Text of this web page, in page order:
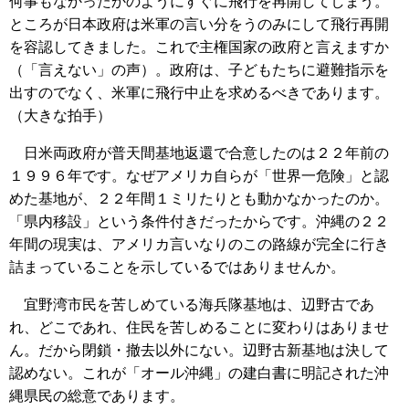
ところが日本政府は米軍の言い分をうのみにして飛行再開
を容認してきました。これで主権国家の政府と言えますか
（「言えない」の声）。政府は、子どもたちに避難指示を
出すのでなく、米軍に飛行中止を求めるべきであります。
（大きな拍手）
日米両政府が普天間基地返還で合意したのは２２年前の
１９９６年です。なぜアメリカ自らが「世界一危険」と認
めた基地が、２２年間１ミリたりとも動かなかったのか。
「県内移設」という条件付きだったからです。沖縄の２２
年間の現実は、アメリカ言いなりのこの路線が完全に行き
詰まっていることを示しているではありませんか。
宜野湾市民を苦しめている海兵隊基地は、辺野古であ
れ、どこであれ、住民を苦しめることに変わりはありませ
ん。だから閉鎖・撤去以外にない。辺野古新基地は決して
認めない。これが「オール沖縄」の建白書に明記された沖
縄県民の総意であります。